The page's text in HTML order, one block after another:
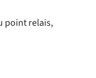
point relais,